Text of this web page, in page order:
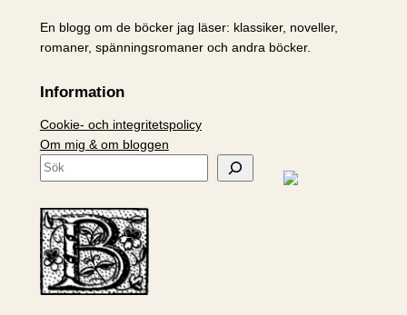
En blogg om de böcker jag läser: klassiker, noveller,
romaner, spänningsromaner och andra böcker.
Information
Cookie- och integritetspolicy
Om mig & om bloggen
S
k